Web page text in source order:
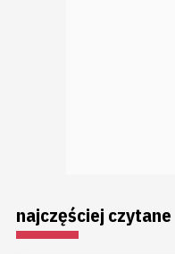
najczęściej czytane